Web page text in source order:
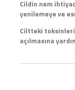
Cildin nem
yenilemeye ve
Ciltteki
açılmasına